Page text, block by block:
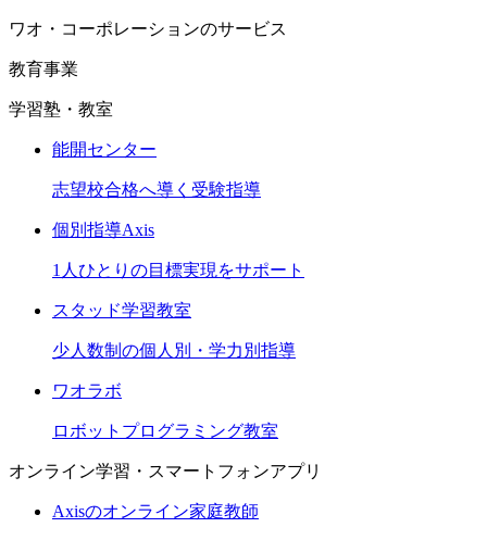
ワオ・コーポレーションのサービス
教育事業
学習塾・教室
能開センター
志望校合格へ導く受験指導
個別指導Axis
1人ひとりの目標実現をサポート
スタッド学習教室
少人数制の個人別・学力別指導
ワオラボ
ロボットプログラミング教室
オンライン学習・スマートフォンアプリ
Axisのオンライン家庭教師